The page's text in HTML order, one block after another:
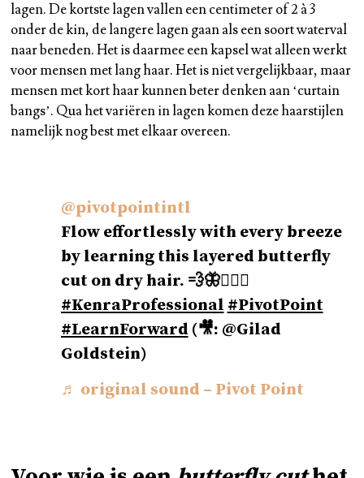
lagen. De kortste lagen vallen een centimeter of 2 à 3
onder de kin, de langere lagen gaan als een soort waterval
naar beneden. Het is daarmee een kapsel wat alleen werkt
voor mensen met lang haar. Het is niet vergelijkbaar, maar
mensen met kort haar kunnen beter denken aan ‘curtain
bangs’. Qua het variëren in lagen komen deze haarstijlen
namelijk nog best met elkaar overeen.
@pivotpointintl
Flow effortlessly with every breeze
by learning this layered butterfly
cut on dry hair. 💨🦋💇🏼‍♀️
#KenraProfessional #PivotPoint
#LearnForward (🎥: @Gilad
Goldstein)
♬ original sound – Pivot Point